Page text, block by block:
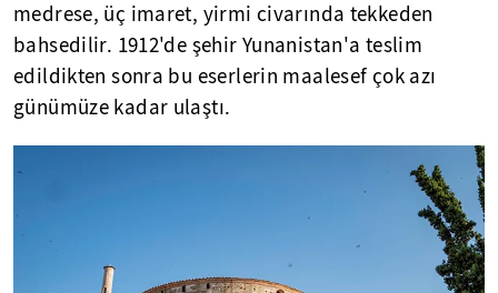
medrese, üç imaret, yirmi civarında tekkeden
bahsedilir. 1912'de şehir Yunanistan'a teslim
edildikten sonra bu eserlerin maalesef çok azı
günümüze kadar ulaştı.